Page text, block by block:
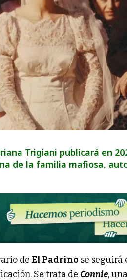
Trigiani publicará en
de la familia mafiosa,
de El Padrino se seguirá
Se trata de Connie,